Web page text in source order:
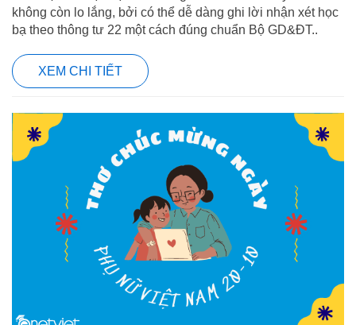
không còn lo lắng, bởi có thể dễ dàng ghi lời nhận xét học
bạ theo thông tư 22 một cách đúng chuẩn Bộ GD&ĐT..
XEM CHI TIẾT